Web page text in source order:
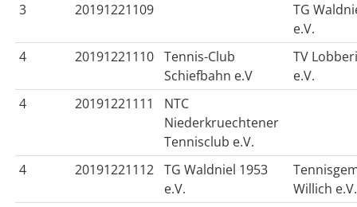
3
20191221109
TG
e.V.
4
20191221110 Tennis-Club
Schiefbahn e.V
TV
e.V.
4
20191221111
NTC
Niederkruechtener
Tennisclub e.V.
4
20191221112 TG Waldniel 1953
e.V.
Willich e.V.